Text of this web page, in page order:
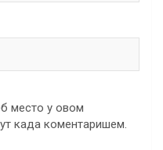
место у овом
када коментаришем.